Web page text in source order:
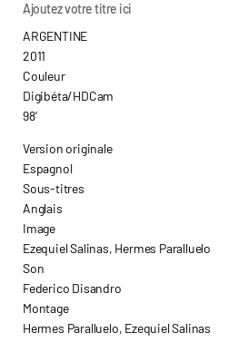
Ajoutez votre titre ici
ARGENTINE
2011
Couleur
Digibéta/HDCam
98’
Version originale
Espagnol
Sous-titres
Anglais
Image
Ezequiel Salinas, Hermes Paralluelo
Son
Federico Disandro
Montage
Hermes Paralluelo, Ezequiel Salinas